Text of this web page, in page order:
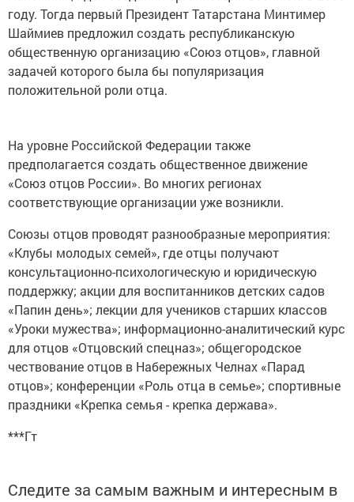
году. Тогда первый Президент Татарстана Минтимер
Шаймиев предложил создать республиканскую
общественную организацию «Союз отцов», главной
задачей которого была бы популяризация
положительной роли отца.
На уровне Российской Федерации также
предполагается создать общественное движение
«Союз отцов России». Во многих регионах
соответствующие организации уже возникли.
Союзы отцов проводят разнообразные мероприятия:
«Клубы молодых семей», где отцы получают
консультационно-психологическую и юридическую
поддержку; акции для воспитанников детских садов
«Папин день»; лекции для учеников старших классов
«Уроки мужества»; информационно-аналитический курс
для отцов «Отцовский спецназ»; общегородское
чествование отцов в Набережных Челнах «Парад
отцов»; конференции «Роль отца в семье»; спортивные
праздники «Крепка семья - крепка держава».
***Гт
Следите за самым важным и интересным в